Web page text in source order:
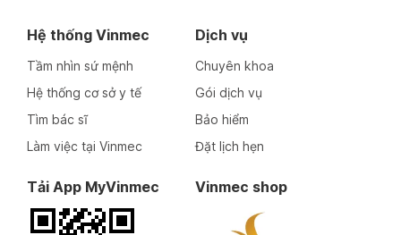
Hệ thống Vinmec
Tầm nhìn sứ mệnh
Hệ thống cơ sở y tế
Tìm bác sĩ
Làm việc tại Vinmec
Dịch vụ
Chuyên khoa
Gói dịch vụ
Bảo hiểm
Đặt lịch hẹn
Tải App MyVinmec Vinmec shop